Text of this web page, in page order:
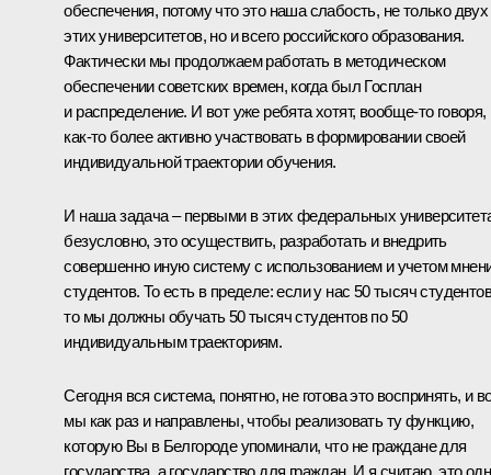
обеспечения, потому что это наша слабость, не только двух
этих университетов, но и всего российского образования.
Фактически мы продолжаем работать в методическом
обеспечении советских времен, когда был Госплан
и распределение. И вот уже ребята хотят, вообще‑то говоря,
как‑то более активно участвовать в формировании своей
индивидуальной траектории обучения.
И наша задача – первыми в этих федеральных
безусловно, это осуществить, разработать и внедрить
совершенно иную систему с использованием и учетом
студентов. То есть в пределе: если у нас 50 тысяч
то мы должны обучать 50 тысяч студентов по 50
индивидуальным траекториям.
Сегодня вся система, понятно, не готова это воспринять, и
мы как раз и направлены, чтобы реализовать ту функцию,
которую Вы в Белгороде упоминали, что не граждане для